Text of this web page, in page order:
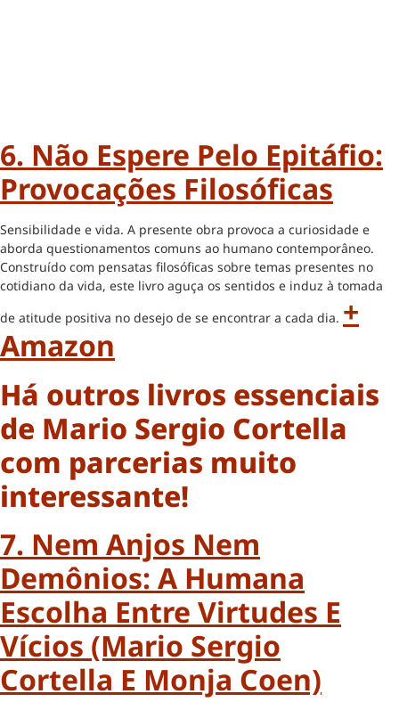
6. Não Espere Pelo Epitáfio:
Provocações Filosóficas
Sensibilidade e vida. A presente obra provoca a curiosidade e
aborda questionamentos comuns ao humano contemporâneo.
Construído com pensatas filosóficas sobre temas presentes no
cotidiano da vida, este livro aguça os sentidos e induz à tomada
de atitude positiva no desejo de se encontrar a cada dia. +
Amazon
Há outros livros essenciais
de Mario Sergio Cortella
com parcerias muito
interessante!
7. Nem Anjos Nem
Demônios: A Humana
Escolha Entre Virtudes E
Vícios (Mario Sergio
Cortella E Monja Coen)